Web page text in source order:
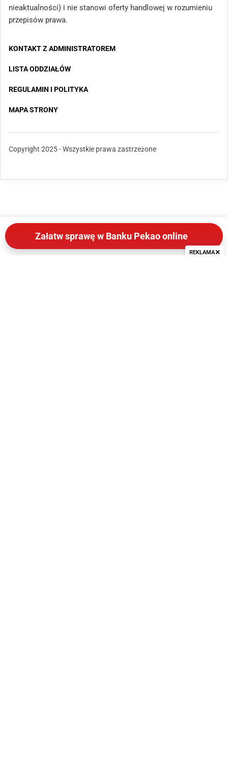
nieaktualności) i nie stanowi oferty handlowej w rozumieniu
przepisów prawa.
KONTAKT Z ADMINISTRATOREM
LISTA ODDZIAŁÓW
REGULAMIN I POLITYKA
MAPA STRONY
Copyright 2025 - Wszystkie prawa zastrzeżone
REKLAMA✕
Załatw sprawę w Banku Pekao online